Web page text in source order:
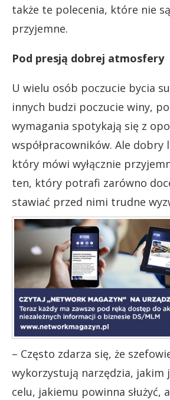
także te polecenia, które nie
przyjemne.
Pod presją dobrej atmosfery
U wielu osób poczucie bycia
innych budzi poczucie winy,
wymagania spotykają się z
współpracowników. Ale
który mówi wyłącznie
ten, który potrafi zarówno
stawiać przed nimi trudne
– Często zdarza się, że
wykorzystują narzędzia, jakim
celu, jakiemu powinna służyć,